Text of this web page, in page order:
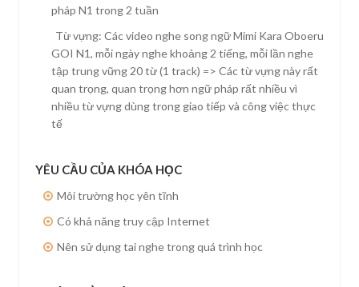
pháp N1 trong 2 tuần
Từ vựng: Các video nghe song ngữ Mimi Kara Oboeru
GOI N1, mỗi ngày nghe khoảng 2 tiếng, mỗi lần nghe
tập trung vững 20 từ (1 track) => Các từ vựng này rất
quan trọng, quan trọng hơn ngữ pháp rất nhiều vì
nhiều từ vựng dùng trong giao tiếp và công việc thực
tế
YÊU CẦU CỦA KHÓA HỌC
Môi trường học yên tĩnh
Có khả năng truy cập Internet
Nên sử dụng tai nghe trong quá trình học